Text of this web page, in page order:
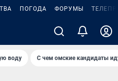
ПОГОДА ФОРУМЫ
воду С чем омские кандидаты